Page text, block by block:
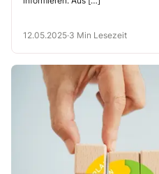
12.05.2025·3 Min Lesezeit